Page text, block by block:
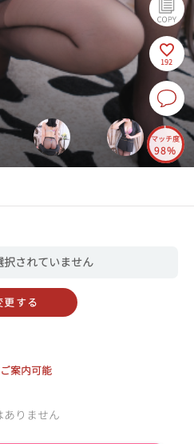
192
マッチ度
98%
択されていません
更する
案内可能
ありません